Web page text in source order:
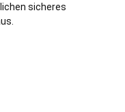
sicheres